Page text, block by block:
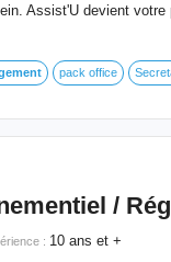
Assist'U devient
pack office
/
: 10 ans et +